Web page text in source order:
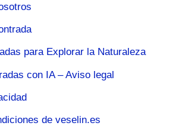
para Explorar la Naturaleza
con IA – Aviso legal
de veselin.es